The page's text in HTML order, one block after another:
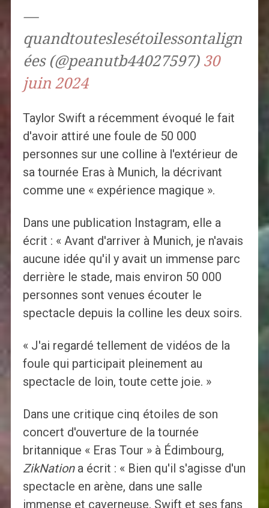
—
quandtouteslesétoilessontalign
ées (@peanutb44027597) 30
juin 2024
Taylor Swift a récemment évoqué le fait
d'avoir attiré une foule de 50 000
personnes sur une colline à l'extérieur de
sa tournée Eras à Munich, la décrivant
comme une « expérience magique ».
Dans une publication Instagram, elle a
écrit : « Avant d'arriver à Munich, je n'avais
aucune idée qu'il y avait un immense parc
derrière le stade, mais environ 50 000
personnes sont venues écouter le
spectacle depuis la colline les deux soirs.
« J'ai regardé tellement de vidéos de la
foule qui participait pleinement au
spectacle de loin, toute cette joie. »
Dans une critique cinq étoiles de son
concert d'ouverture de la tournée
britannique « Eras Tour » à Édimbourg,
ZikNationa écrit : « Bien qu'il s'agisse d'un
spectacle en arène, dans une salle
immense et caverneuse, Swift et ses fans